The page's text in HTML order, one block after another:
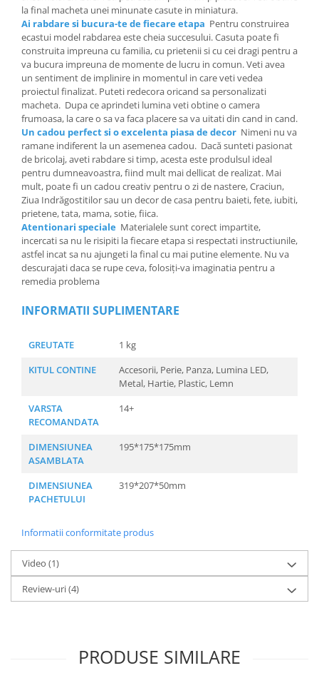
la final macheta unei minunate casute in miniatura.
Ai rabdare si bucura-te de fiecare etapa Pentru construirea
ecastui model rabdarea este cheia succesului. Casuta poate fi
construita impreuna cu familia, cu prietenii si cu cei dragi pentru a
va bucura impreuna de momente de lucru in comun. Veti avea
un sentiment de implinire in momentul in care veti vedea
proiectul finalizat. Puteti redecora oricand sa personalizati
macheta. Dupa ce aprindeti lumina veti obtine o camera
frumoasa, la care o sa va faca placere sa va uitati din cand in cand.
Un cadou perfect si o excelenta piasa de decor Nimeni nu va
ramane indiferent la un asemenea cadou. Dacă sunteti pasionat
de bricolaj, aveti rabdare si timp, acesta este produlsul ideal
pentru dumneavoastra, fiind mult mai dellicat de realizat. Mai
mult, poate fi un cadou creativ pentru o zi de nastere, Craciun,
Ziua Indrăgostitilor sau un decor de casa pentru baieti, fete, iubiti,
prietene, tata, mama, sotie, fiica.
Atentionari speciale Materialele sunt corect impartite,
incercati sa nu le risipiti la fiecare etapa si respectati instructiunile,
astfel incat sa nu ajungeti la final cu mai putine elemente. Nu va
descurajati daca se rupe ceva, folosiți-va imaginatia pentru a
remedia problema
INFORMATII SUPLIMENTARE
GREUTATE
1 kg
KITUL CONTINE
Accesorii, Perie, Panza, Lumina LED,
Metal, Hartie, Plastic, Lemn
VARSTA
RECOMANDATA
14+
DIMENSIUNEA
ASAMBLATA
195*175*175mm
DIMENSIUNEA
PACHETULUI
319*207*50mm
Informatii conformitate produs
Video (1)
Review-uri(4)
PRODUSE SIMILARE